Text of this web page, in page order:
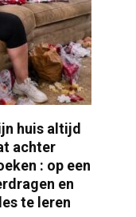
huis altijd
achter
: op een
en
te leren